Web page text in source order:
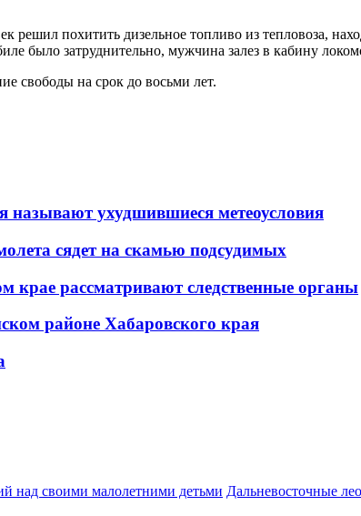
решил похитить дизельное топливо из тепловоза,
было затруднительно, мужчина залез в кабину
свободы на срок до восьми лет.
называют ухудшившиеся метеоусловия
сядет на скамью подсудимых
крае рассматривают следственные органы
районе Хабаровского края
над своими малолетними детьми Дальневосточные